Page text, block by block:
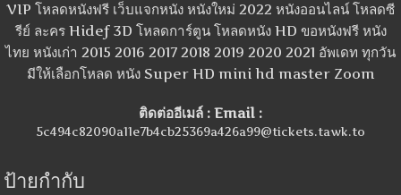
VIP โหลดหนังฟรี เว็บแจกหนัง หนังใหม่ 2022 หนังออนไลน์ โหลดซี
รีย์ ละคร Hidef 3D โหลดการ์ตูน โหลดหนัง HD ขอหนังฟรี หนัง
ไทย หนังเก่า 2015 2016 2017 2018 2019 2020 2021 อัพเดท ทุกวัน
มีให้เลือกโหลด หนัง Super HD mini hd master Zoom
ติดต่ออีเมล์ : Email :
5c494c82090a11e7b4cb25369a426a99@tickets.tawk.to
ป้ายกำกับ